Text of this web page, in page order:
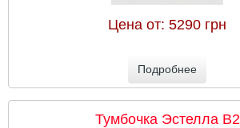
Цена от:5290 грн
Подробнее
Тумбочка Эстелла В2